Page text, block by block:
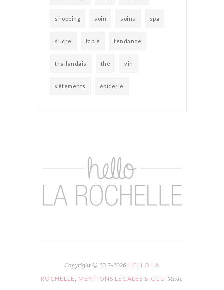
shopping soin soins spa
sucre table tendance
thaïlandais thé vin
vêtements épicerie
Copyright © 2017-2026 HELLO LA
ROCHELLE , MENTIONS LÉGALES & CGU Made